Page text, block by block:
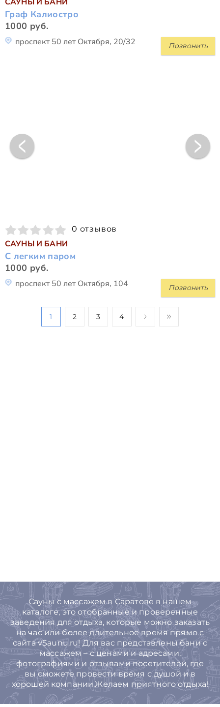
Граф Калиостро
1000 руб.
Позвонить
проспект 50 лет Октября, 20/32
0 отзывов
САУНЫ И БАНИ
С легким паром
1000 руб.
Позвонить
проспект 50 лет Октября, 104
1 2 3 4
Сауны с массажем в Саратове в нашем
каталоге, это отобранные и проверенные
заведения для отдыха, которые можно заказать
на час или более длительное время прямо с
сайта vSaunu.ru! Для вас представлены бани с
массажем – с ценами и адресами,
фотографиями и отзывами посетителей, где
вы сможете провести время с душой и в
хорошей компании.Желаем приятного отдыха!